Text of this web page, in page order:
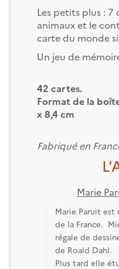
Les petits plus : 7
animaux et le
carte du monde
Un jeu de
42 cartes.
Format de la
x 8,4 cm
Fabriqué en
Marie
Marie Paruit est
de la France.
régale de
de Roald Dahl.
Plus tard elle